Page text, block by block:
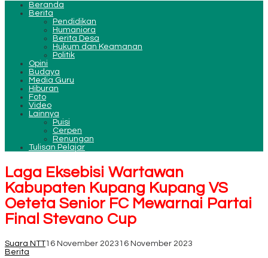
Beranda
Berita
Pendidikan
Humaniora
Berita Desa
Hukum dan Keamanan
Politik
Opini
Budaya
Media Guru
Hiburan
Foto
Video
Lainnya
Puisi
Cerpen
Renungan
Tulisan Pelajar
Laga Eksebisi Wartawan
Kabupaten Kupang Kupang VS
Oeteta Senior FC Mewarnai Partai
Final Stevano Cup
Suara NTT16 November 2023 16 November 2023
Berita